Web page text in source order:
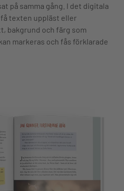
på samma gång. I det digitala
texten uppläst eller
bakgrund och färg som
markeras och fås förklarade